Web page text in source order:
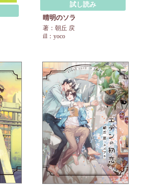
試し読み
晴明のソラ
著：朝丘 戻
ill：yoco